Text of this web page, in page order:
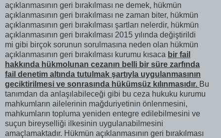
açıklanmasının geri bırakılması ne demek, hükmün
açıklanmasının geri bırakılması ne zaman biter, hükmün
açıklanmasının geri bırakılması şartları nelerdir, hükmün
açıklanmasının geri bırakılması 2015 yılında değiştirildi
mi gibi birçok sorunun sorulmasına neden olan hükmün
açıklanmasının geri bırakılması kurumu kısaca bir fail
hakkında hükmolunan cezanın belli bir süre zarfında
fail denetim altında tutulmak şartıyla uygulanmasının
geciktirilmesi ve sonrasında hükümsüz kılınmasıdır. Bu
tanımdan da anlaşılabileceği gibi bu ceza hukuku kurumu
mahkumların ailelerinin mağduriyetinin önlenmesini,
mahkumların topluma yeniden entegre edilebilmesini ve
suçun bireyselliği ilkesinin uygulanabilmesini
amaçlamaktadır. Hükmün açıklanmasının geri bırakılması